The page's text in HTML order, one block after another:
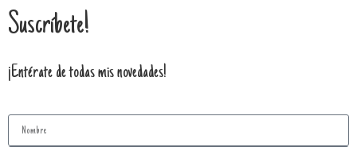
Suscríbete!
¡Entérate de todas mis novedades!